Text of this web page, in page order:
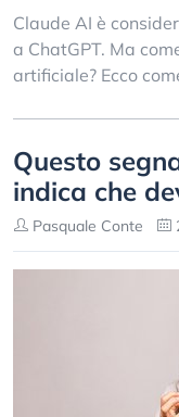
Claude AI è
a ChatGPT. Ma
artificiale? Ecco
Questo
indica che
Pasquale Conte